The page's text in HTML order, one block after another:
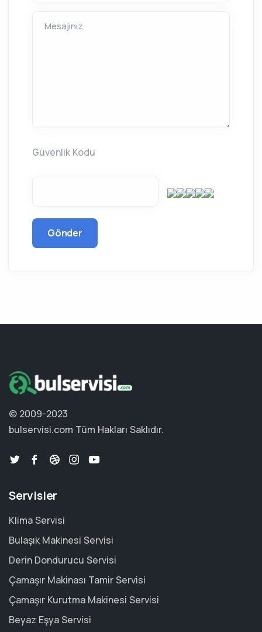
Mesajınız
Güvenlik Kodu
Gönder
© 2009-2023
bulservisi.com Tüm Hakları Saklıdır.
Servisler
Klima Servisi
Bulaşık Makinesi Servisi
Derin Dondurucu Servisi
Çamaşır Makinası Tamir Servisi
Çamaşır Kurutma Makinesi Servisi
Beyaz Eşya Servisi